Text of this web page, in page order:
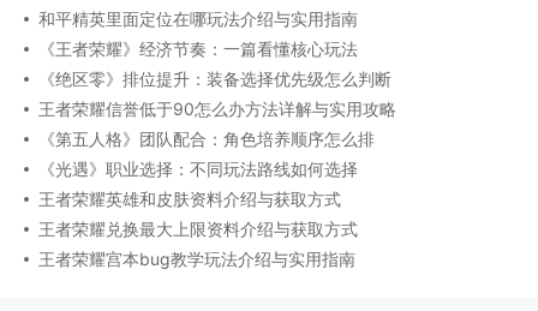
和平精英里面定位在哪玩法介绍与实用指南
《王者荣耀》经济节奏：一篇看懂核心玩法
《绝区零》排位提升：装备选择优先级怎么判断
王者荣耀信誉低于90怎么办方法详解与实用攻略
《第五人格》团队配合：角色培养顺序怎么排
《光遇》职业选择：不同玩法路线如何选择
王者荣耀英雄和皮肤资料介绍与获取方式
王者荣耀兑换最大上限资料介绍与获取方式
王者荣耀宫本bug教学玩法介绍与实用指南